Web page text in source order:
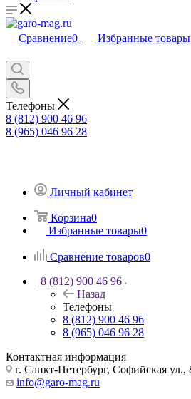
Сравнение0 Избранные товары
Телефоны
8 (812) 900 46 96
8 (965) 046 96 28
Личный кабинет
Корзина0
Избранные товары0
Сравнение товаров0
8 (812) 900 46 96
Назад
Телефоны
8 (812) 900 46 96
8 (965) 046 96 28
Контактная информация
г. Санкт-Петербург, Софийская ул.,
info@garo-mag.ru